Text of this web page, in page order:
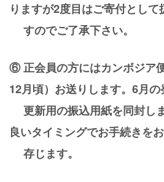
りますが2度目はご寄付として
すのでご了承下さい。
⑥ 正会員の方にはカンボジア
12月頃）お送りします。6月の
更新用の振込用紙を同封し
良いタイミングでお手続きを
存じます。